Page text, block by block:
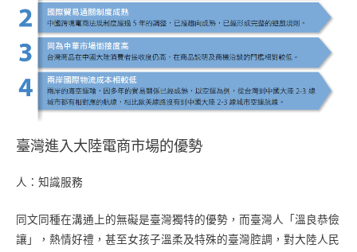
臺灣進入大陸電商市場的優勢
人：知識服務
同文同種在溝通上的無礙是臺灣獨特的優勢，而臺灣人「溫良恭儉
讓」，熱情好禮，甚至女孩子溫柔及特殊的臺灣腔調，對大陸人民